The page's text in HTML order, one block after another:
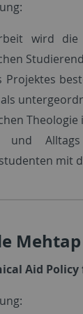
wird die
Projektes
und
mit
Aid